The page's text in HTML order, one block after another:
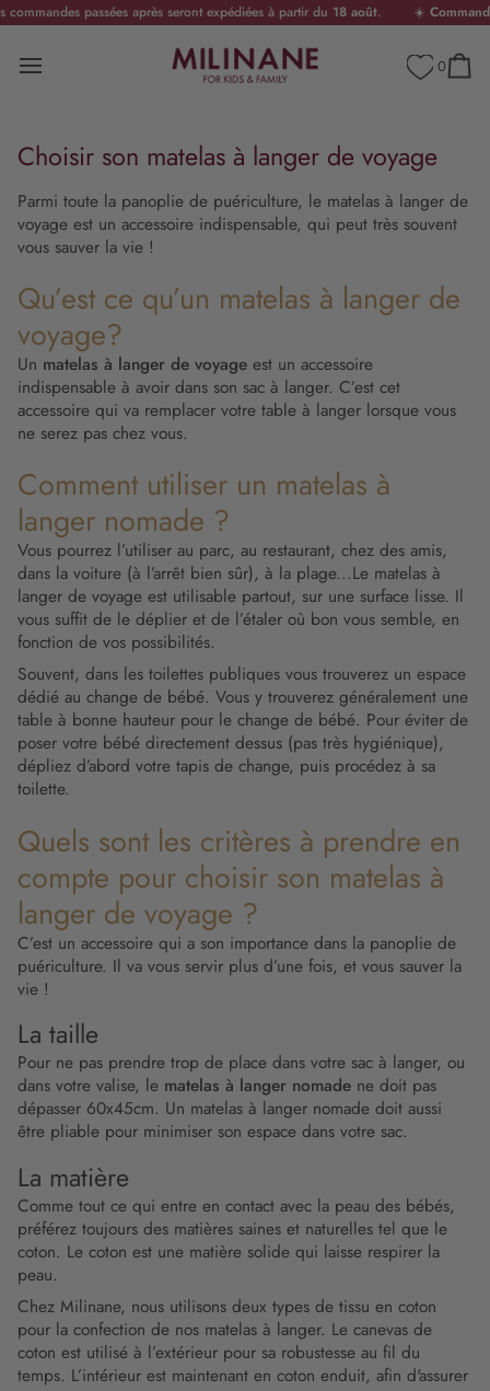
Passer
au
passées après seront expédiées à partir du18 août.
France Métropolitaine
0
Choisir son matelas à langer de voyage
Parmi toute la panoplie de puériculture, le matelas à langer de
voyage est un accessoire indispensable, qui peut très souvent
vous sauver la vie !
Qu’est ce qu’un matelas à langer de
voyage?
Un matelas à langer de voyage est un accessoire
indispensable à avoir dans son sac à langer. C’est cet
accessoire qui va remplacer votre table à langer lorsque vous
ne serez pas chez vous.
Comment utiliser un matelas à
langer nomade ?
Vous pourrez l’utiliser au parc, au restaurant, chez des amis,
dans la voiture (à l’arrêt bien sûr), à la plage...Le matelas à
langer de voyage est utilisable partout, sur une surface lisse. Il
vous suffit de le déplier et de l’étaler où bon vous semble, en
fonction de vos possibilités.
Souvent, dans les toilettes publiques vous trouverez un espace
dédié au change de bébé. Vous y trouverez généralement une
table à bonne hauteur pour le change de bébé. Pour éviter de
poser votre bébé directement dessus (pas très hygiénique),
dépliez d’abord votre tapis de change, puis procédez à sa
toilette.
Quels sont les critères à prendre en
compte pour choisir son matelas à
langer de voyage ?
C’est un accessoire qui a son importance dans la panoplie de
puériculture. Il va vous servir plus d’une fois, et vous sauver la
vie !
La taille
Pour ne pas prendre trop de place dans votre sac à langer, ou
dans votre valise, le matelas à langer nomade ne doit pas
dépasser 60x45cm. Un matelas à langer nomade doit aussi
être pliable pour minimiser son espace dans votre sac.
La matière
Comme tout ce qui entre en contact avec la peau des bébés,
préférez toujours des matières saines et naturelles tel que le
coton. Le coton est une matière solide qui laisse respirer la
peau.
Chez Milinane, nous utilisons deux types de tissu en coton
pour la confection de nos matelas à langer. Le canevas de
coton est utilisé à l’extérieur pour sa robustesse au fil du
temps. L’intérieur est maintenant en coton enduit, afin d'assurer